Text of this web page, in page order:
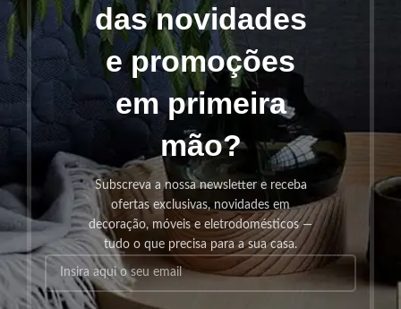
das novidades
e promoções
em primeira
mão?
Subscreva a nossa newsletter e receba
ofertas exclusivas, novidades em
decoração, móveis e eletrodomésticos —
tudo o que precisa para a sua casa.